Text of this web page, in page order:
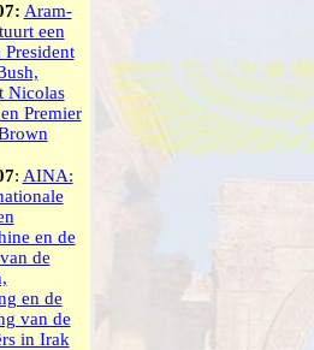
Aram-
een
Nicolas
Premier
: AINA:
en de
de
en de
van de
in Irak